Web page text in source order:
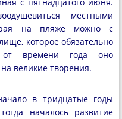
местными
на пляже можно с
которое обязательно
от времени года оно
великие творения.
в тридцатые годы
началось развитие